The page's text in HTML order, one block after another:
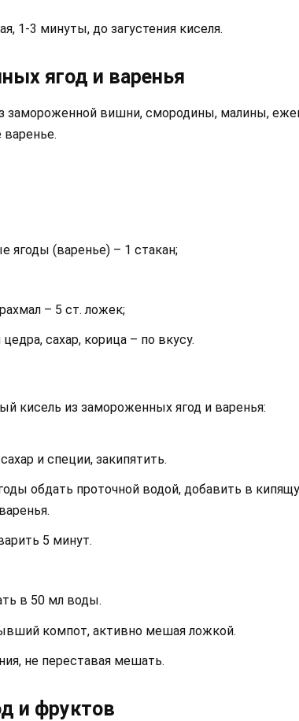
1-3 минуты, до загустения киселя.
ягод и варенья
замороженной вишни, смородины, малины,
варенье.
ягоды (варенье) – 1 стакан;
– 5 ст. ложек;
сахар, корица – по вкусу.
кисель из замороженных ягод и варенья:
и специи, закипятить.
обдать проточной водой, добавить в
5 минут.
в 50 мл воды.
компот, активно мешая ложкой.
не переставая мешать.
и фруктов